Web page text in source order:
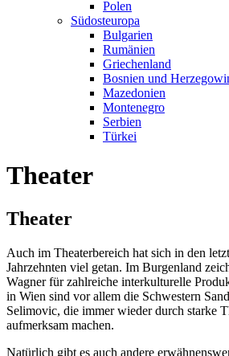
Polen
Südosteuropa
Bulgarien
Rumänien
Griechenland
Bosnien und
Mazedonien
Montenegro
Serbien
Türkei
Theater
Theater
Auch im Theaterbereich hat sich in den
Jahrzehnten viel getan. Im Burgenland
Wagner für zahlreiche interkulturelle
in Wien sind vor allem die Schwestern
Selimovic, die immer wieder durch starke
aufmerksam machen.
Natürlich gibt es auch andere